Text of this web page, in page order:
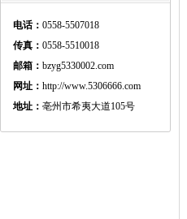
电话： 0558-5507018
传真： 0558-5510018
邮箱： bzyg5330002.com
网址： http://www.5306666.com
地址： 亳州市希夷大道105号